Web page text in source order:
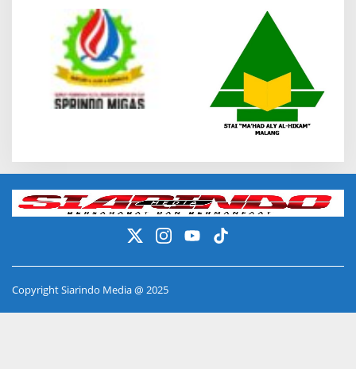
Copyright Siarindo Media @ 2025